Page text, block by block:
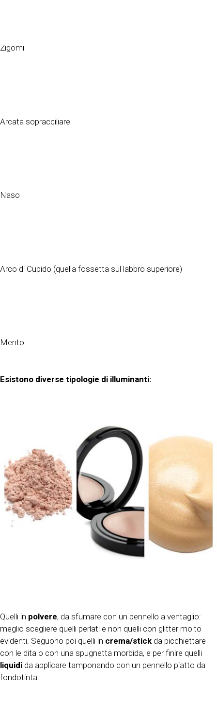
Zigomi
Arcata sopracciliare
Naso
Arco di Cupido (quella fossetta sul labbro superiore)
Mento
Esistono diverse tipologie di illuminanti:
Quelli in polvere, da sfumare con un pennello a ventaglio:
meglio scegliere quelli perlati e non quelli con glitter molto
evidenti. Seguono poi quelli in crema/stick da picchiettare
con le dita o con una spugnetta morbida, e per finire quelli
liquidi da applicare tamponando con un pennello piatto da
fondotinta.